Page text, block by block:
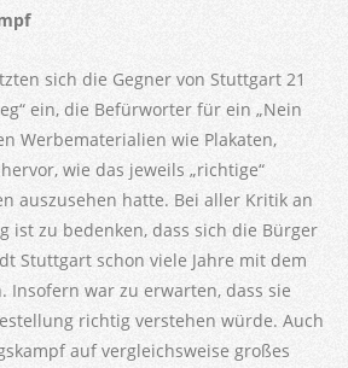
sich die Gegner von Stuttgart 21
ein, die Befürworter für ein „Nein
Werbematerialien wie Plakaten,
wie das jeweils „richtige“
auszusehen hatte. Bei aller Kritik an
ist zu bedenken, dass sich die Bürger
Stuttgart schon viele Jahre mit dem
Insofern war zu erwarten, dass sie
richtig verstehen würde. Auch
auf vergleichsweise großes